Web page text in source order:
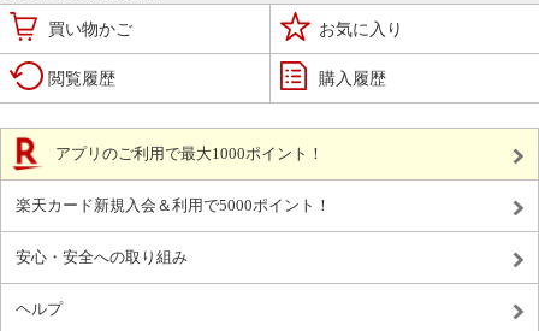
買い物かご お気に入り
閲覧履歴 購入履歴
アプリのご利用で最大1000ポイント！
楽天カード新規入会＆利用で5000ポイント！
安心・安全への取り組み
ヘルプ